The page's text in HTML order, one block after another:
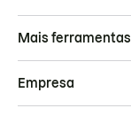
Mais ferramentas
Empresa